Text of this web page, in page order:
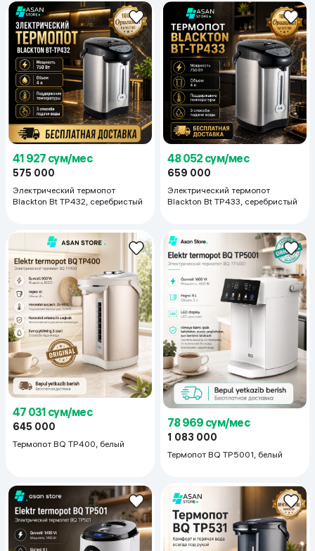
41 927 сум/мес
575 000
Электрический термопот
Blackton Bt TP432, серебристый
48 052 сум/мес
659 000
Электрический термопот
Blackton Bt TP433, серебристый
47 031 сум/мес
645 000
Термопот BQ TP400, белый
78 969 сум/мес
1 083 000
Термопот BQ TP5001, белый